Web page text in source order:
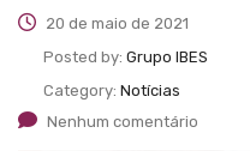
20 de maio de 2021
Posted by: Grupo IBES
Category: Notícias
Nenhum comentário